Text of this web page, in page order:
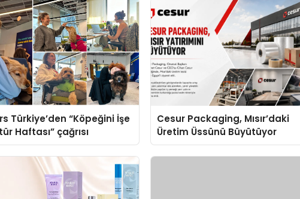
Türkiye’den “Köpeğini İşe
Haftası” çağrısı
Cesur Packaging, Mısır’daki
Üretim Üssünü Büyütüyor